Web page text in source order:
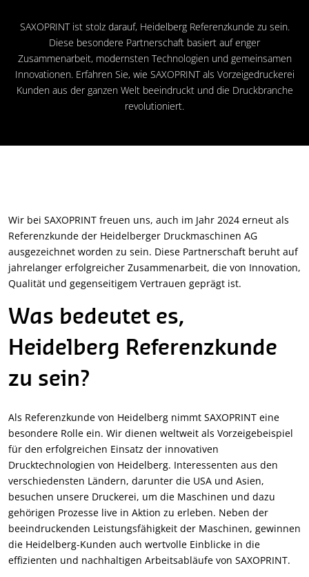
SAXOPRINT ist stolz darauf, Heidelberg Referenzkunde zu sein.
Diese besondere Partnerschaft basiert auf enger
Zusammenarbeit, modernsten Technologien und gemeinsamen
Innovationen. Erfahren Sie, wie SAXOPRINT als Vorzeigedruckerei
Kunden aus der ganzen Welt beeindruckt und die Druckbranche
revolutioniert.
Wir bei SAXOPRINT freuen uns, auch im Jahr 2024 erneut als
Referenzkunde der Heidelberger Druckmaschinen AG
ausgezeichnet worden zu sein. Diese Partnerschaft beruht auf
jahrelanger erfolgreicher Zusammenarbeit, die von Innovation,
Qualität und gegenseitigem Vertrauen geprägt ist.
Was bedeutet es,
Heidelberg Referenzkunde
zu sein?
Als Referenzkunde von Heidelberg nimmt SAXOPRINT eine
besondere Rolle ein. Wir dienen weltweit als Vorzeigebeispiel
für den erfolgreichen Einsatz der innovativen
Drucktechnologien von Heidelberg. Interessenten aus den
verschiedensten Ländern, darunter die USA und Asien,
besuchen unsere Druckerei, um die Maschinen und dazu
gehörigen Prozesse live in Aktion zu erleben. Neben der
beeindruckenden Leistungsfähigkeit der Maschinen, gewinnen
die Heidelberg-Kunden auch wertvolle Einblicke in die
effizienten und nachhaltigen Arbeitsabläufe von SAXOPRINT.